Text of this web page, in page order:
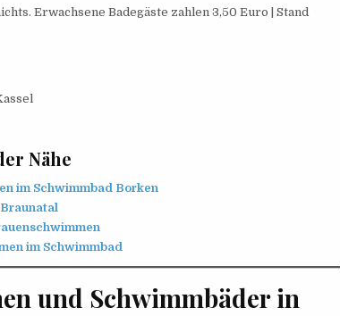
Erwachsene Badegäste zahlen 3,50 Euro | Stand
Nähe
im Schwimmbad Borken
im Schwimmbad
und Schwimmbäder in